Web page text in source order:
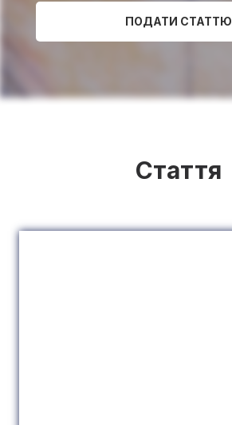
ПОДАТИ СТАТТЮ
Стаття